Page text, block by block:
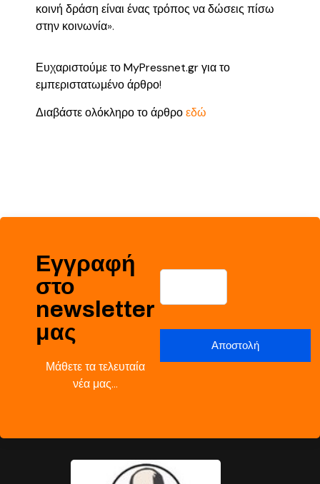
κοινή δράση είναι ένας τρόπος να δώσεις πίσω
στην κοινωνία».
Ευχαριστούμε τοMyPressnet.grγια το
εμπεριστατωμένο άρθρο!
Διαβάστε ολόκληρο το άρθροεδώ
Εγγραφή
στο
newsletter
μας
Μάθετε τα τελευταία
νέα μας…